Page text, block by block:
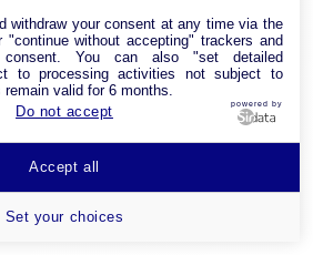
withdraw your consent at any time via the
without accepting" trackers and
You can also "set detailed
to processing activities not subject to
valid for 6 months.
Do not accept
powered by
Set your choices
Accept all